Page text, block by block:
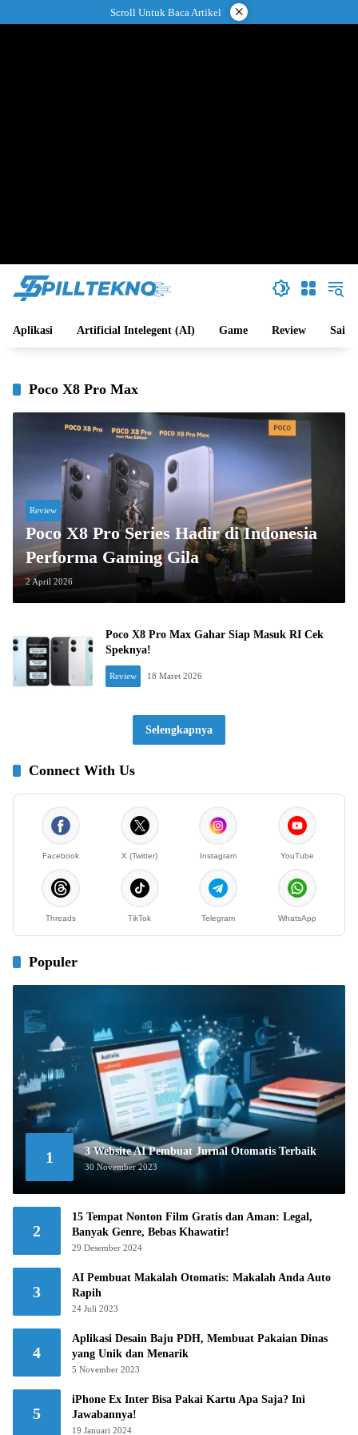
ke
Scroll Untuk Baca Artikel ×
Aplikasi Artificial Intelegent (AI) Game Review Sains
Poco X8 Pro Max
Review
Poco X8 Pro Series Hadir di Indonesia
Performa Gaming Gila
2 April 2026
Poco X8 Pro Max Gahar Siap Masuk RI Cek
Speknya!
Review 18 Maret 2026
Selengkapnya
Connect With Us
Facebook X (Twitter) Instagram YouTube
Threads TikTok Telegram WhatsApp
Populer
1 3 Website AI Pembuat Jurnal Otomatis Terbaik
30 November 2023
2
15 Tempat Nonton Film Gratis dan Aman: Legal,
Banyak Genre, Bebas Khawatir!
29 Desember 2024
3
AI Pembuat Makalah Otomatis: Makalah Anda Auto
Rapih
24 Juli 2023
4
Aplikasi Desain Baju PDH, Membuat Pakaian Dinas
yang Unik dan Menarik
5 November 2023
5
iPhone Ex Inter Bisa Pakai Kartu Apa Saja? Ini
Jawabannya!
19 Januari 2024